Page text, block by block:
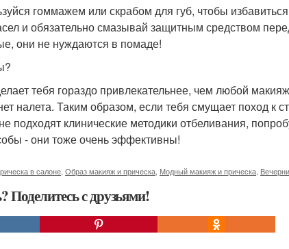
гоммажем или скрабом для губ, чтобы
и обязательно смазывай защитным средством
они не нуждаются в помаде!
тебя гораздо привлекательнее, чем любой
налета. Таким образом, если тебя смущает поход к
подходят клинические методики отбеливания,
- они тоже очень эффективны!
в салоне Образ макияж и прическа Модный макияж и прическа
Поделитесь с друзьями!